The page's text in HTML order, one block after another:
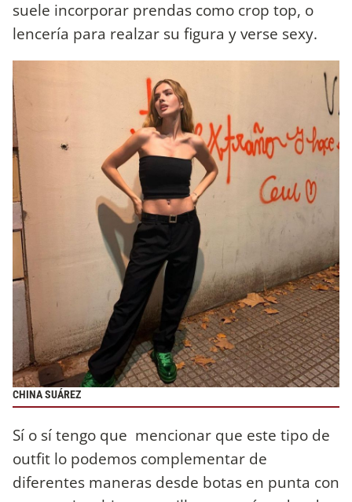
suele incorporar prendas como crop top, o
lencería para realzar su figura y verse sexy.
CHINA SUÁREZ
Sí o sí tengo que mencionar que este tipo de
outfit lo podemos complementar de
diferentes maneras desde botas en punta con